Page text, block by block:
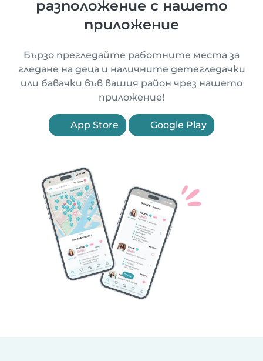
разположение с нашето
приложение
Бързо прегледайте работните места за
гледане на деца и наличните детегледачки
или бавачки във вашия район чрез нашето
приложение!
App Store Google Play